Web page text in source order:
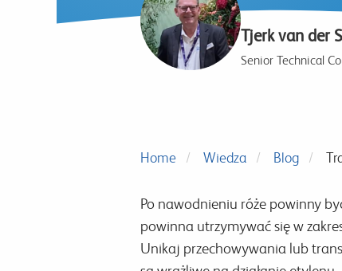
Tjerk van der
Senior Technical
Home Wiedza Blog
Po nawodnieniu róże powinny
powinna utrzymywać się w
Unikaj przechowywania lub